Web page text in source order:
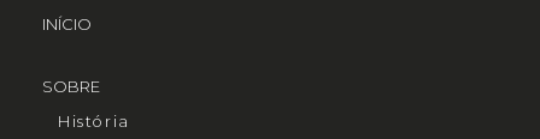
INÍCIO
SOBRE
História